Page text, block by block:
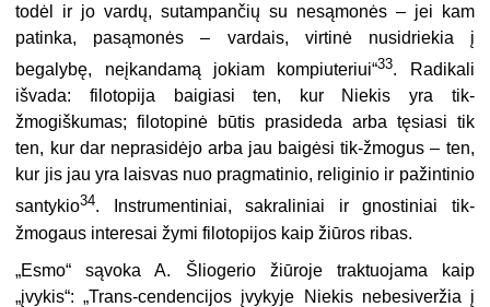
todėl ir jo vardų, sutampančių su nesąmonės – jei kam
patinka, pasąmonės – vardais, virtinė nusidriekia į
begalybę, neįkandamą jokiam kompiuteriui“33. Radikali
išvada: filotopija baigiasi ten, kur Niekis yra tik-
žmogiškumas; filotopinė būtis prasideda arba tęsiasi tik
ten, kur dar neprasidėjo arba jau baigėsi tik-žmogus – ten,
kur jis jau yra laisvas nuo pragmatinio, religinio ir pažintinio
santykio34. Instrumentiniai, sakraliniai ir gnostiniai tik-
žmogaus interesai žymi filotopijos kaip žiūros ribas.
„Esmo“ sąvoka A. Šliogerio žiūroje traktuojama kaip
„įvykis“: „Trans-cendencijos įvykyje Niekis nebesiveržia į